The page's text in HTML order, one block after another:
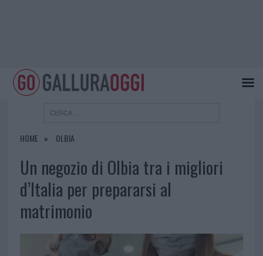
HOME OLBIA
Un negozio di Olbia tra i migliori
d’Italia per prepararsi al
matrimonio